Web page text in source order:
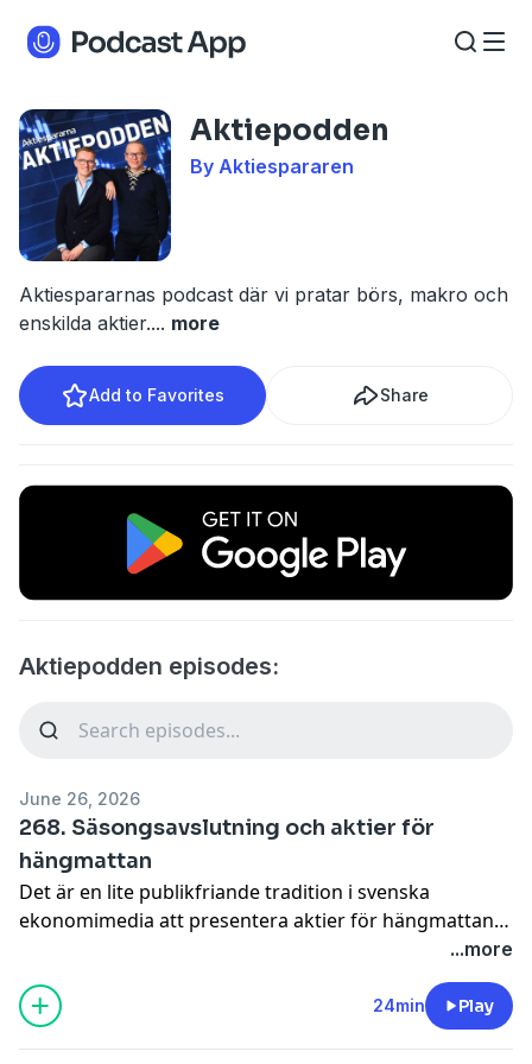
Aktiepodden
By Aktiespararen
Aktiespararnas podcast där vi pratar börs, makro och
enskilda aktier.... more
Add to Favorites Share
Aktiepodden episodes:
June 26, 2026
268. Säsongsavslutning och aktier för
hängmattan
Det är en lite publikfriande tradition i svenska
ekonomimedia att presentera aktier för hängmattan
så Aktiepodden hakar på trenden. Men med vår egen
twist där tanken är att man ska kunna vila även från
depån, så det är lite karaktär av aktier för byrålådan
(hänglådan? Byråmattan?). Lars lyfter fram
...more
24min Play